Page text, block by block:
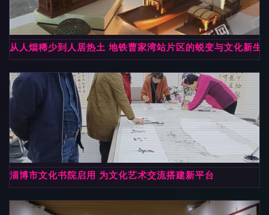
从人烟稀少到人居热土 地铁曹家湾站片区的蜕变与文化新生
淄博市文化书院启用 为文化艺术交流搭建新平台